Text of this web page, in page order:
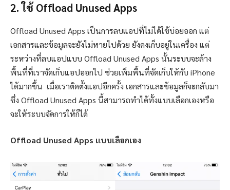
2. ใช้ Offload Unused Apps
Offload Unused Apps เป็นการลบแอปที่ไม่ได้ใช้บ่อยออก แต่
เอกสารและข้อมูลจะยังไม่หายไปด้วย ยังคงเก็บอยู่ในเครื่อง แต่
ระหว่างที่ลบแอปแบบ Offload Unused Apps นั้นระบบจะล้าง
พื้นที่ที่เราจัดเก็บแอปออกไป ช่วยเพิ่มพื้นที่จัดเก็บให้กับ iPhone
ได้มากขึ้น เมื่อเราติดตั้งแอปอีกครั้ง เอกสารและข้อมูลก็จะกลับมา
ซึ่ง Offload Unused Apps นี้สามารถทำได้ทั้งแบบเลือกเองหรือ
จะให้ระบบจัดการให้ก็ได้
Offload Unused Apps แบบเลือกเอง